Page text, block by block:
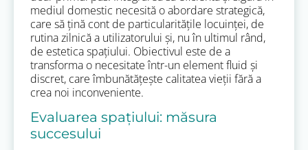
mediul domestic necesită o abordare strategică,
care să țină cont de particularitățile locuinței, de
rutina zilnică a utilizatorului și, nu în ultimul rând,
de estetica spațiului. Obiectivul este de a
transforma o necesitate într-un element fluid și
discret, care îmbunătățește calitatea vieții fără a
crea noi inconveniente.
Evaluarea spațiului: măsura
succesului